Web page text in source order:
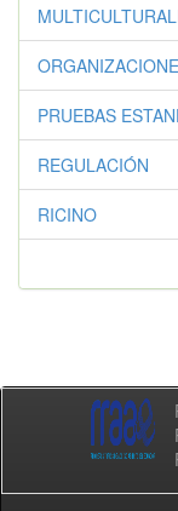
PRUEBAS
REGULACIÓN
RICINO